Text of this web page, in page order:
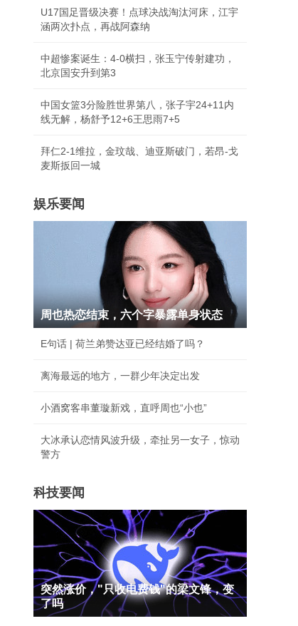
U17国足晋级决赛！点球决战淘汰河床，江宇
涵两次扑点，再战阿森纳
中超惨案诞生：4-0横扫，张玉宁传射建功，
北京国安升到第3
中国女篮3分险胜世界第八，张子宇24+11内
线无解，杨舒予12+6王思雨7+5
拜仁2-1维拉，金玟哉、迪亚斯破门，若昂-戈
麦斯扳回一城
娱乐要闻
周也热恋结束，六个字暴露单身状态
E句话 | 荷兰弟赞达亚已经结婚了吗？
离海最远的地方，一群少年决定出发
小酒窝客串董璇新戏，直呼周也“小也”
大冰承认恋情风波升级，牵扯另一女子，惊动
警方
科技要闻
突然涨价，"只收电费钱"的梁文锋，变
了吗